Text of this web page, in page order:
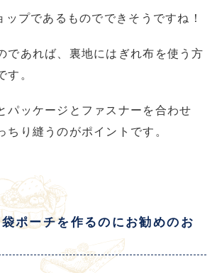
プであるものでできそうですね！
であれば、裏地にはぎれ布を使う方
。
パッケージとファスナーを合わせ
ちり縫うのがポイントです。
ポーチを作るのにお勧めのお